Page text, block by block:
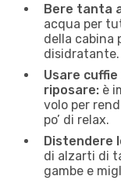
Bere tanta
acqua per
della cabina
disidratante.
Usare
riposare: è
volo per
po’ di relax.
Distendere
di alzarti di
gambe e